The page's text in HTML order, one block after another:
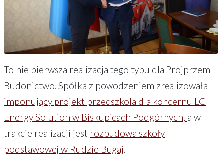
To nie pierwsza realizacja tego typu dla Projprzem
Budonictwo. Spółka z powodzeniem zrealizowała
imponujący projekt przedszkola dla koncernu LG
Energy Solution w Biskupicach Podgórnych, a w
trakcie realizacji jest rozbudowa szkoły
podstawowej w Rudzie Bugaj.